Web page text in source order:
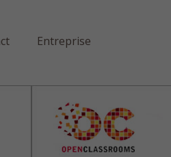
Entreprise